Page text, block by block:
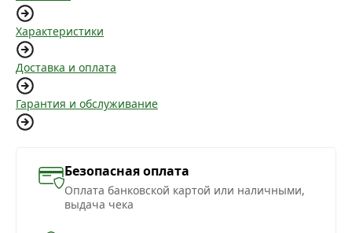
Характеристики
Доставка и оплата
Гарантия и обслуживание
Безопасная оплата
Оплата банковской картой или наличными,
выдача чека